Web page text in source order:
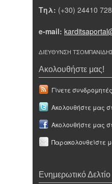
Τηλ: (+30) 24410
e-mail:
ΔΙΕΥΘΥΝΣΗ
Ακολουθήστε μας!
Γίνετε
Ακολουθήστε μας
Ακολουθήστε μας
Παρακολουθείστε
Ενημερωτικό Δελτίο